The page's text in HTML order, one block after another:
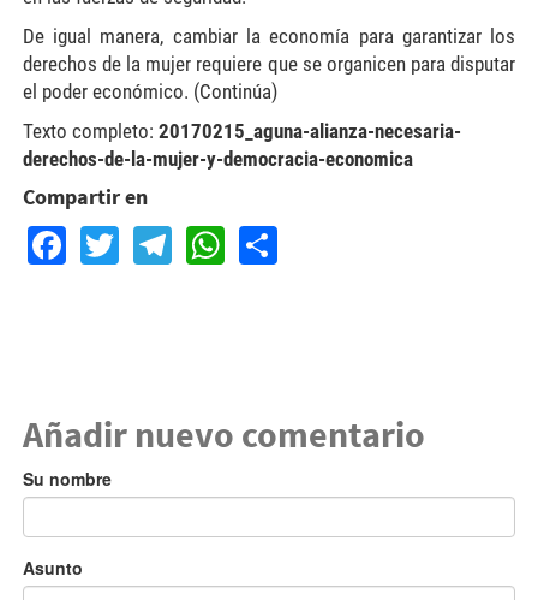
De igual manera, cambiar la economía para garantizar los
derechos de la mujer requiere que se organicen para disputar
el poder económico. (Continúa)
Texto completo: 20170215_aguna-alianza-necesaria-
derechos-de-la-mujer-y-democracia-economica
Compartir en
Facebook
TwitterTelegram
WhatsApp
Share
Añadir nuevo comentario
Su nombre
Asunto